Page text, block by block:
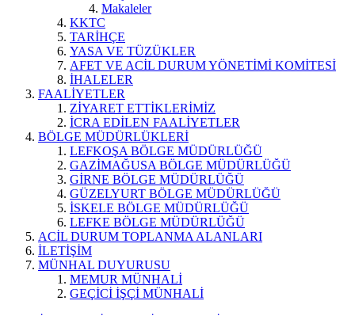
Makaleler
KKTC
TARİHÇE
YASA VE TÜZÜKLER
AFET VE ACİL DURUM YÖNETİMİ KOMİTESİ
İHALELER
FAALİYETLER
ZİYARET ETTİKLERİMİZ
İCRA EDİLEN FAALİYETLER
BÖLGE MÜDÜRLÜKLERİ
LEFKOŞA BÖLGE MÜDÜRLÜĞÜ
GAZİMAĞUSA BÖLGE MÜDÜRLÜĞÜ
GİRNE BÖLGE MÜDÜRLÜĞÜ
GÜZELYURT BÖLGE MÜDÜRLÜĞÜ
İSKELE BÖLGE MÜDÜRLÜĞÜ
LEFKE BÖLGE MÜDÜRLÜĞÜ
ACİL DURUM TOPLANMA ALANLARI
İLETİŞİM
MÜNHAL DUYURUSU
MEMUR MÜNHALİ
GEÇİCİ İŞÇİ MÜNHALİ